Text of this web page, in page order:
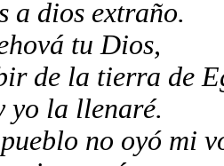
a dios extraño.
tu Dios,
de la tierra de
yo la llenaré.
no oyó mi